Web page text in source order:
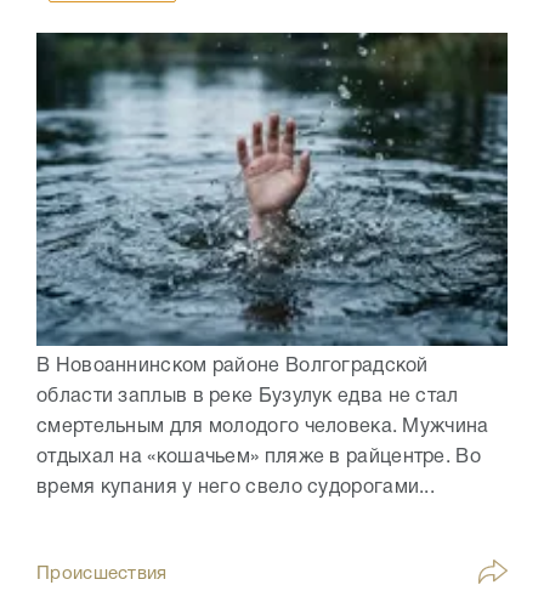
В Новоаннинском районе Волгоградской
области заплыв в реке Бузулук едва не стал
смертельным для молодого человека. Мужчина
отдыхал на «кошачьем» пляже в райцентре. Во
время купания у него свело судорогами...
Происшествия